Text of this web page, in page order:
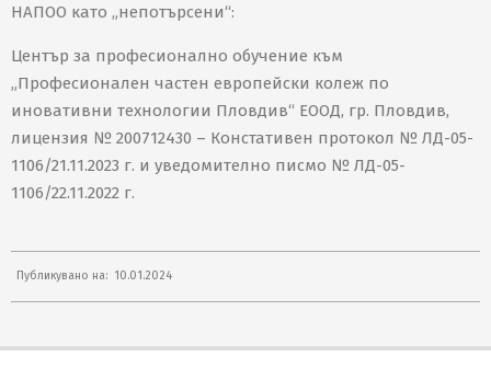
НАПОО като „непотърсени“:
Център за професионално обучение към
„Професионален частен европейски колеж по
иновативни технологии Пловдив“ ЕООД, гр. Пловдив,
лицензия № 200712430 – Констативен протокол № ЛД-05-
1106/21.11.2023 г. и уведомително писмо № ЛД-05-
1106/22.11.2022 г.
Публикувано на: 10.01.2024